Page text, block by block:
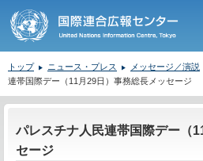
トップ ニュース・プレス メッセージ／演説
連帯国際デー（11月29日）事務総長メッセージ
パレスチナ人民連帯国際デー（
セージ